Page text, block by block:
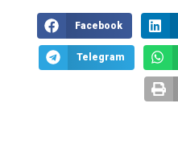
Facebook
Telegram